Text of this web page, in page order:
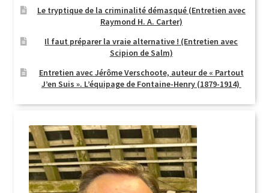
Le tryptique de la criminalité démasqué (Entretien avec
Raymond H. A. Carter)
Il faut préparer la vraie alternative ! (Entretien avec
Scipion de Salm)
Entretien avec Jérôme Verschoote, auteur de « Partout
J’en Suis ». L’équipage de Fontaine-Henry (1879-1914)